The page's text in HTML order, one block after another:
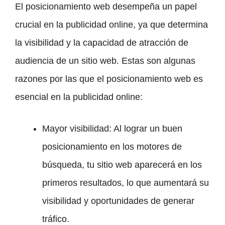
El posicionamiento web desempeña un papel
crucial en la publicidad online, ya que determina
la visibilidad y la capacidad de atracción de
audiencia de un sitio web. Estas son algunas
razones por las que el posicionamiento web es
esencial en la publicidad online:
Mayor visibilidad: Al lograr un buen
posicionamiento en los motores de
búsqueda, tu sitio web aparecerá en los
primeros resultados, lo que aumentará su
visibilidad y oportunidades de generar
tráfico.